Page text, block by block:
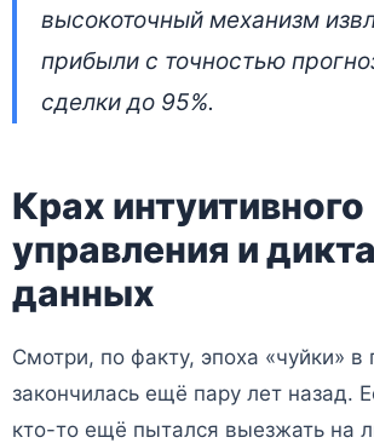
высокоточный механизм
прибыли с точностью
сделки до 95%.
Крах интуитивного
управления и
данных
Смотри, по факту, эпоха «чуйки»
закончилась ещё пару лет назад.
кто-то ещё пытался выезжать на